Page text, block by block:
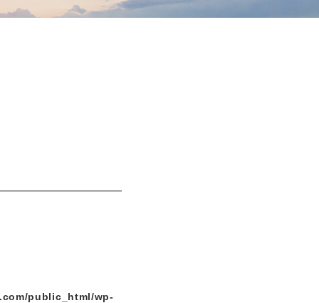
public_html/wp-